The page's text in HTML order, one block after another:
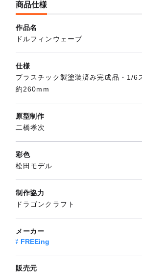
商品仕様
作品名
ドルフィンウェーブ
仕様
プラスチック製塗装済み完成品・1/6
約260mm
原型制作
二橋孝次
彩色
松田モデル
制作協力
ドラゴンクラフト
メーカー
FREEing
販売元